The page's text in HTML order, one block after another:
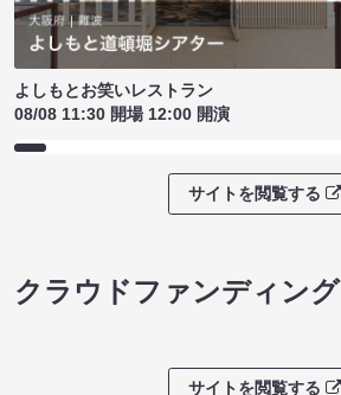
よしもとお笑いレストラン
08/08 11:30 開場 12:00 開演
サイトを閲覧する
クラウドファンディング
サイトを閲覧する